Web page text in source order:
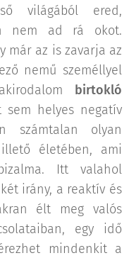
világából ered,
nem ad rá okot.
már az is zavarja az
nemű személlyel
birtokló
sem helyes negatív
számtalan olyan
életében, ami
Itt valahol
irány, a reaktív és
élt meg valós
egy idő
mindenkit a